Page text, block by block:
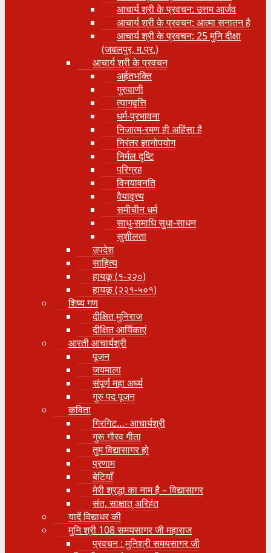
आचार्य श्री के प्रवचन: उत्तम आर्जव
आचार्य श्री के प्रवचन: आत्मा सनातन है
आचार्य श्री के प्रवचन: 25 मुनि दीक्षा
(जबलपुर, म.प्र.)
आचार्य श्री के प्रवचन
अर्हतभक्ति
गुरुवाणी
त्यागवृत्ति
धर्म-प्रभावना
निजात्म-रमण ही अहिंसा है
निरंतर ज्ञानोपयोग
निर्मल दृष्टि
परिग्रह
विनयावनति
वैयावृत्त्य
समीचीन धर्म
साधु-समाधि सुधा-साधन
सुशीलता
उपदेश
साहित्य
हायकू (१‍-२२०)
हायकू (२२१-५०१)
शिष्य गण
दीक्षित मुनिराज
दीक्षित आर्यिकाएं
आरती आचार्यश्री
पूजन
जयमाला
संपूर्ण महा अर्घ्य
गुरु पद पूजन
कविता
गिरगिट…- आचार्यश्री
गुरू गौरव गीता
तुम विद्यासागर हो
प्रणाम
बेटियाँ
मेरी श्रद्धा का नाम है – विद्यासागर
संत, साक्षात् अरिहंत
यादें विद्याधर की
मुनि श्री 108 समयसागर जी महाराज
प्रवचन : मुनिश्री समयसागर जी